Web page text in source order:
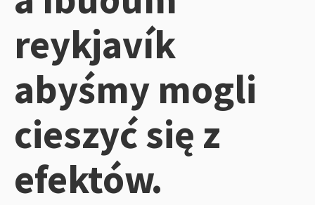
reykjavík
abyśmy mogli
cieszyć się z
efektów.